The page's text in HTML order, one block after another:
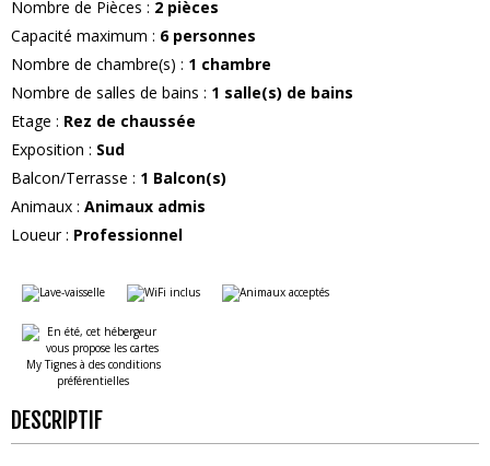
Nombre de Pièces : 2 pièces
Capacité maximum : 6 personnes
Nombre de chambre(s) : 1 chambre
Nombre de salles de bains : 1 salle(s) de bains
Etage : Rez de chaussée
Exposition : Sud
Balcon/Terrasse : 1 Balcon(s)
Animaux : Animaux admis
Loueur: Professionnel
DESCRIPTIF